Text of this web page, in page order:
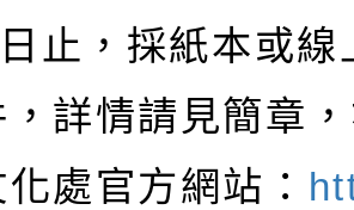
日止，採紙本或
，詳情請見簡章
處官方網站：